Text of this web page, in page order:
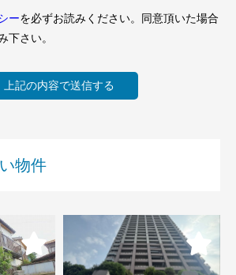
ーを必ずお読みください。同意頂いた場合
下さい。
物件